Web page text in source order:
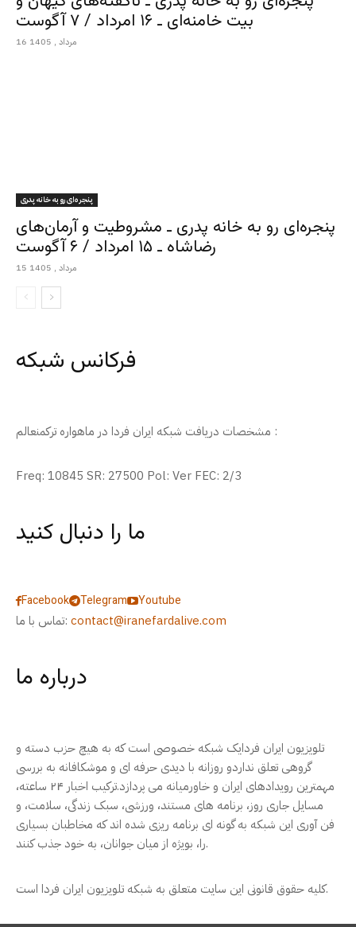
بیت خامنه‌ای ـ ۱۶ امرداد / ۷ آگوست
16 مرداد , 1405
پنجره‌ای رو به خانه پدری
پنجره‌ای رو به خانه پدری ـ مشروطیت و آرمان‌های
رضاشاه ـ ۱۵ امرداد / ۶ آگوست
15 مرداد , 1405
فرکانس شبکه
مشخصات دریافت شبکه ایران فردا در ماهواره ترکمنعالم :
Freq: 10845 SR: 27500 Pol: Ver FEC: 2/3
ما را دنبال کنید
Facebook Telegram
Youtube
تماس با ما: contact@iranefardalive.com
درباره ما
تلویزیون ایران فردایک شبکه خصوصی است که به هیچ حزب دسته و
گروهی تعلق نداردو روزانه با دیدی حرفه ای و موشکافانه به بررسی
مهمترین رویدادهای ایران و خاورمیانه می پردازد.ترکیب اخبار ۲۴ ساعته،
مسایل جاری روز، برنامه های مستند، ورزشی، سبک زندگی، سلامت، و
فن آوری این شبکه به گونه ای برنامه ریزی شده اند که مخاطبان بسیاری
را، بویژه از میان جوانان، به خود جذب کنند.
کلیه حقوق قانونی این سایت متعلق به شبکه تلویزیون ایران فردا است.